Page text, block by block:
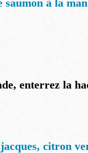
saumon à la
enterrez la
citron